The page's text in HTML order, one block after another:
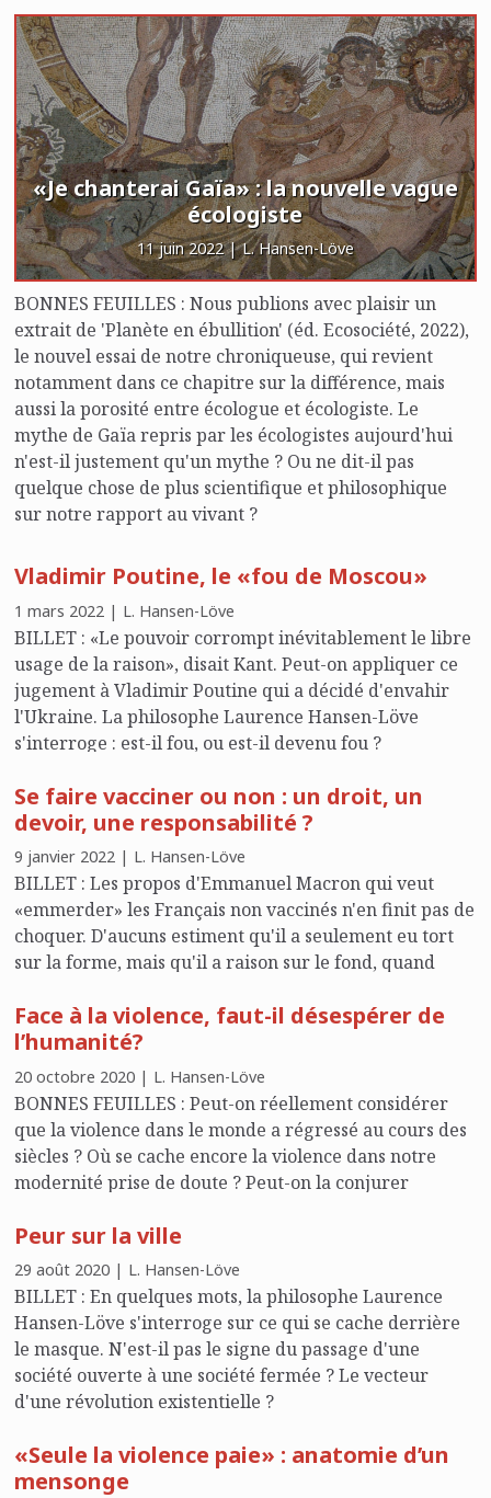
«Je chanterai Gaïa» : la nouvelle vague
écologiste
11 juin 2022 | L. Hansen-Löve
BONNES FEUILLES : Nous publions avec plaisir un
extrait de 'Planète en ébullition' (éd. Ecosociété, 2022),
le nouvel essai de notre chroniqueuse, qui revient
notamment dans ce chapitre sur la différence, mais
aussi la porosité entre écologue et écologiste. Le
mythe de Gaïa repris par les écologistes aujourd'hui
n'est-il justement qu'un mythe ? Ou ne dit-il pas
quelque chose de plus scientifique et philosophique
sur notre rapport au vivant ?
Vladimir Poutine, le «fou de Moscou»
1 mars 2022 | L. Hansen-Löve
BILLET : «Le pouvoir corrompt inévitablement le libre
usage de la raison», disait Kant. Peut-on appliquer ce
jugement à Vladimir Poutine qui a décidé d'envahir
l'Ukraine. La philosophe Laurence Hansen-Löve
s'interroge : est-il fou, ou est-il devenu fou ?
Se faire vacciner ou non : un droit, un
devoir, une responsabilité ?
9 janvier 2022 | L. Hansen-Löve
BILLET : Les propos d'Emmanuel Macron qui veut
«emmerder» les Français non vaccinés n'en finit pas de
choquer. D'aucuns estiment qu'il a seulement eu tort
sur la forme, mais qu'il a raison sur le fond, quand
dérive liberticide plus substantielle. Qu'en penser ? La
philosophe Laurence Hansen-Löve a convoqué
Emmanuel Kant, Vladimir Jankélévitch et Jean-Paul
Sartre.
Face à la violence, faut-il désespérer de
l’humanité?
20 octobre 2020 | L. Hansen-Löve
BONNES FEUILLES : Peut-on réellement considérer
que la violence dans le monde a régressé au cours des
siècles ? Où se cache encore la violence dans notre
modernité prise de doute ? Peut-on la conjurer
Peur sur la ville
29 août 2020 | L. Hansen-Löve
BILLET : En quelques mots, la philosophe Laurence
Hansen-Löve s'interroge sur ce qui se cache derrière
le masque. N'est-il pas le signe du passage d'une
société ouverte à une société fermée ? Le vecteur
d'une révolution existentielle ?
«Seule la violence paie» : anatomie d’un
mensonge